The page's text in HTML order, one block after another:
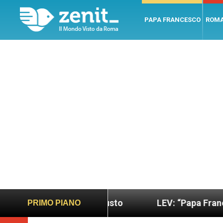
PAPA FRANCESCO
PRIMO PIANO
e giusto LEV: “Papa Francesco. Un